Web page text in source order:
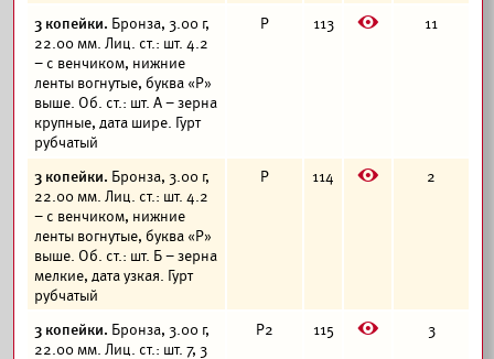
3 копейки. Бронза, 3.00 г,
22.00 мм. Лиц. ст.: шт. 4.2
– с венчиком, нижние
ленты вогнутые, буква «Р»
выше. Об. ст.: шт. А – зерна
крупные, дата шире. Гурт
рубчатый
Р 113 E 11
3 копейки. Бронза, 3.00 г,
22.00 мм. Лиц. ст.: шт. 4.2
– с венчиком, нижние
ленты вогнутые, буква «Р»
выше. Об. ст.: шт. Б – зерна
мелкие, дата узкая. Гурт
рубчатый
Р 114 E 2
3 копейки. Бронза, 3.00 г,
22.00 мм. Лиц. ст.: шт. 7, 3
Р2 115 E 3